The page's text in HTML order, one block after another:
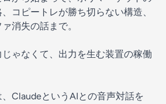
コピートレが勝ち切らない構造、
消失の話まで。
じゃなくて、出力を生む装置の稼働
ClaudeというAIとの音声対話を